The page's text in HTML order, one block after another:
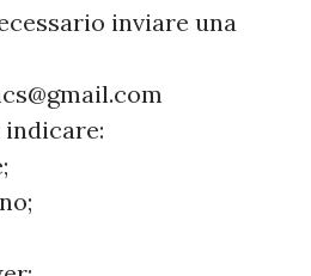
inviare una